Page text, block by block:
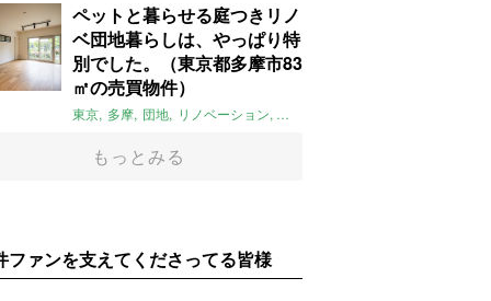
ペットと暮らせる庭つきリノ
ベ団地暮らしは、やっぱり特
別でした。（東京都多摩市83
㎡の売買物件）
東京 多摩 団地 リノベーション 庭
もっとみる
ファンを支えてくださってる皆様